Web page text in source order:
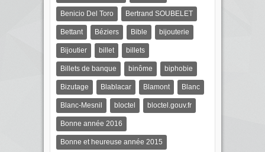
Benicio Del Toro Bertrand SOUBELET
Bettant Béziers Bible bijouterie
Bijoutier billet billets
Billets de banque binôme biphobie
Bizutage Blablacar Blamont Blanc
Blanc-Mesnil bloctel bloctel.gouv.fr
Bonne année 2016
Bonne et heureuse année 2015